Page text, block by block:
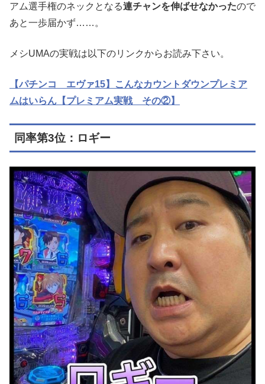
アム選手権のネックとなる連チャンを伸ばせなかったので
あと一歩届かず……。
メシUMAの実戦は以下のリンクからお読み下さい。
【パチンコ エヴァ15】こんなカウントダウンプレミア
ムはいらん【プレミアム実戦 その②】
同率第3位：ロギー